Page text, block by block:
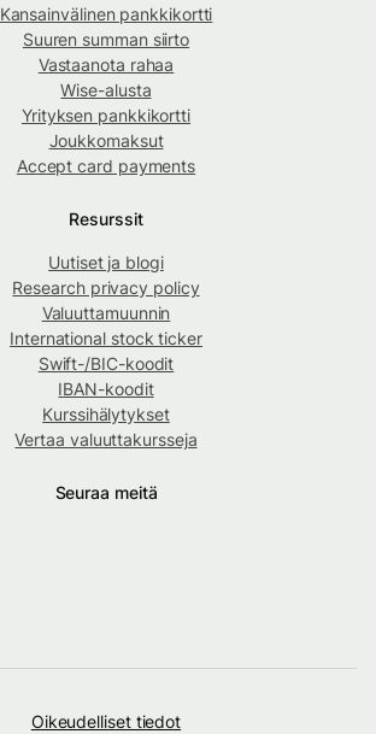
Kansainvälinen pankkikortti
Suuren summan siirto
Vastaanota rahaa
Wise-alusta
Yrityksen pankkikortti
Joukkomaksut
Accept card payments
Resurssit
Uutiset ja blogi
Research privacy policy
Valuuttamuunnin
International stock ticker
Swift-/BIC-koodit
IBAN-koodit
Kurssihälytykset
Vertaa valuuttakursseja
Seuraa meitä
Oikeudelliset tiedot